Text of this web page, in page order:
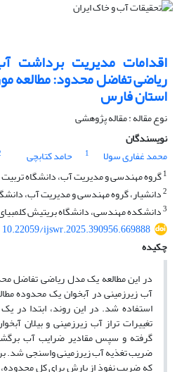
اقدامات مدیریت برداشت
ریاضی تفاضل محدود: مطالعه
استان فارس
نوع مقاله : مقاله پژوهشی
نویسندگان
محمد غفاری سولا
1 حامد کتابچی
1گروه مهندسی و مدیریت آب، دانشگاه تربیت
2دانشیار، گروه مهندسی و مدیریت آب،
3دانشکده مهندسی، دانشگاه بریتیش
10.22059/ijswr.2025.390956.669888
چکیده
در این مطالعه یک مدل ریاضی تفاضل
آب زیرزمینی در آبخوان یک محدوده
تغییرات تراز آب زیرزمینی و بیلان
گرفته و سپس مقادیر ضرایب آب
ضریب تغذیه آب زیرزمینی واسنجی